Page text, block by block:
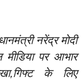
नरेंद्र मोदी
पर आभार
के लिए